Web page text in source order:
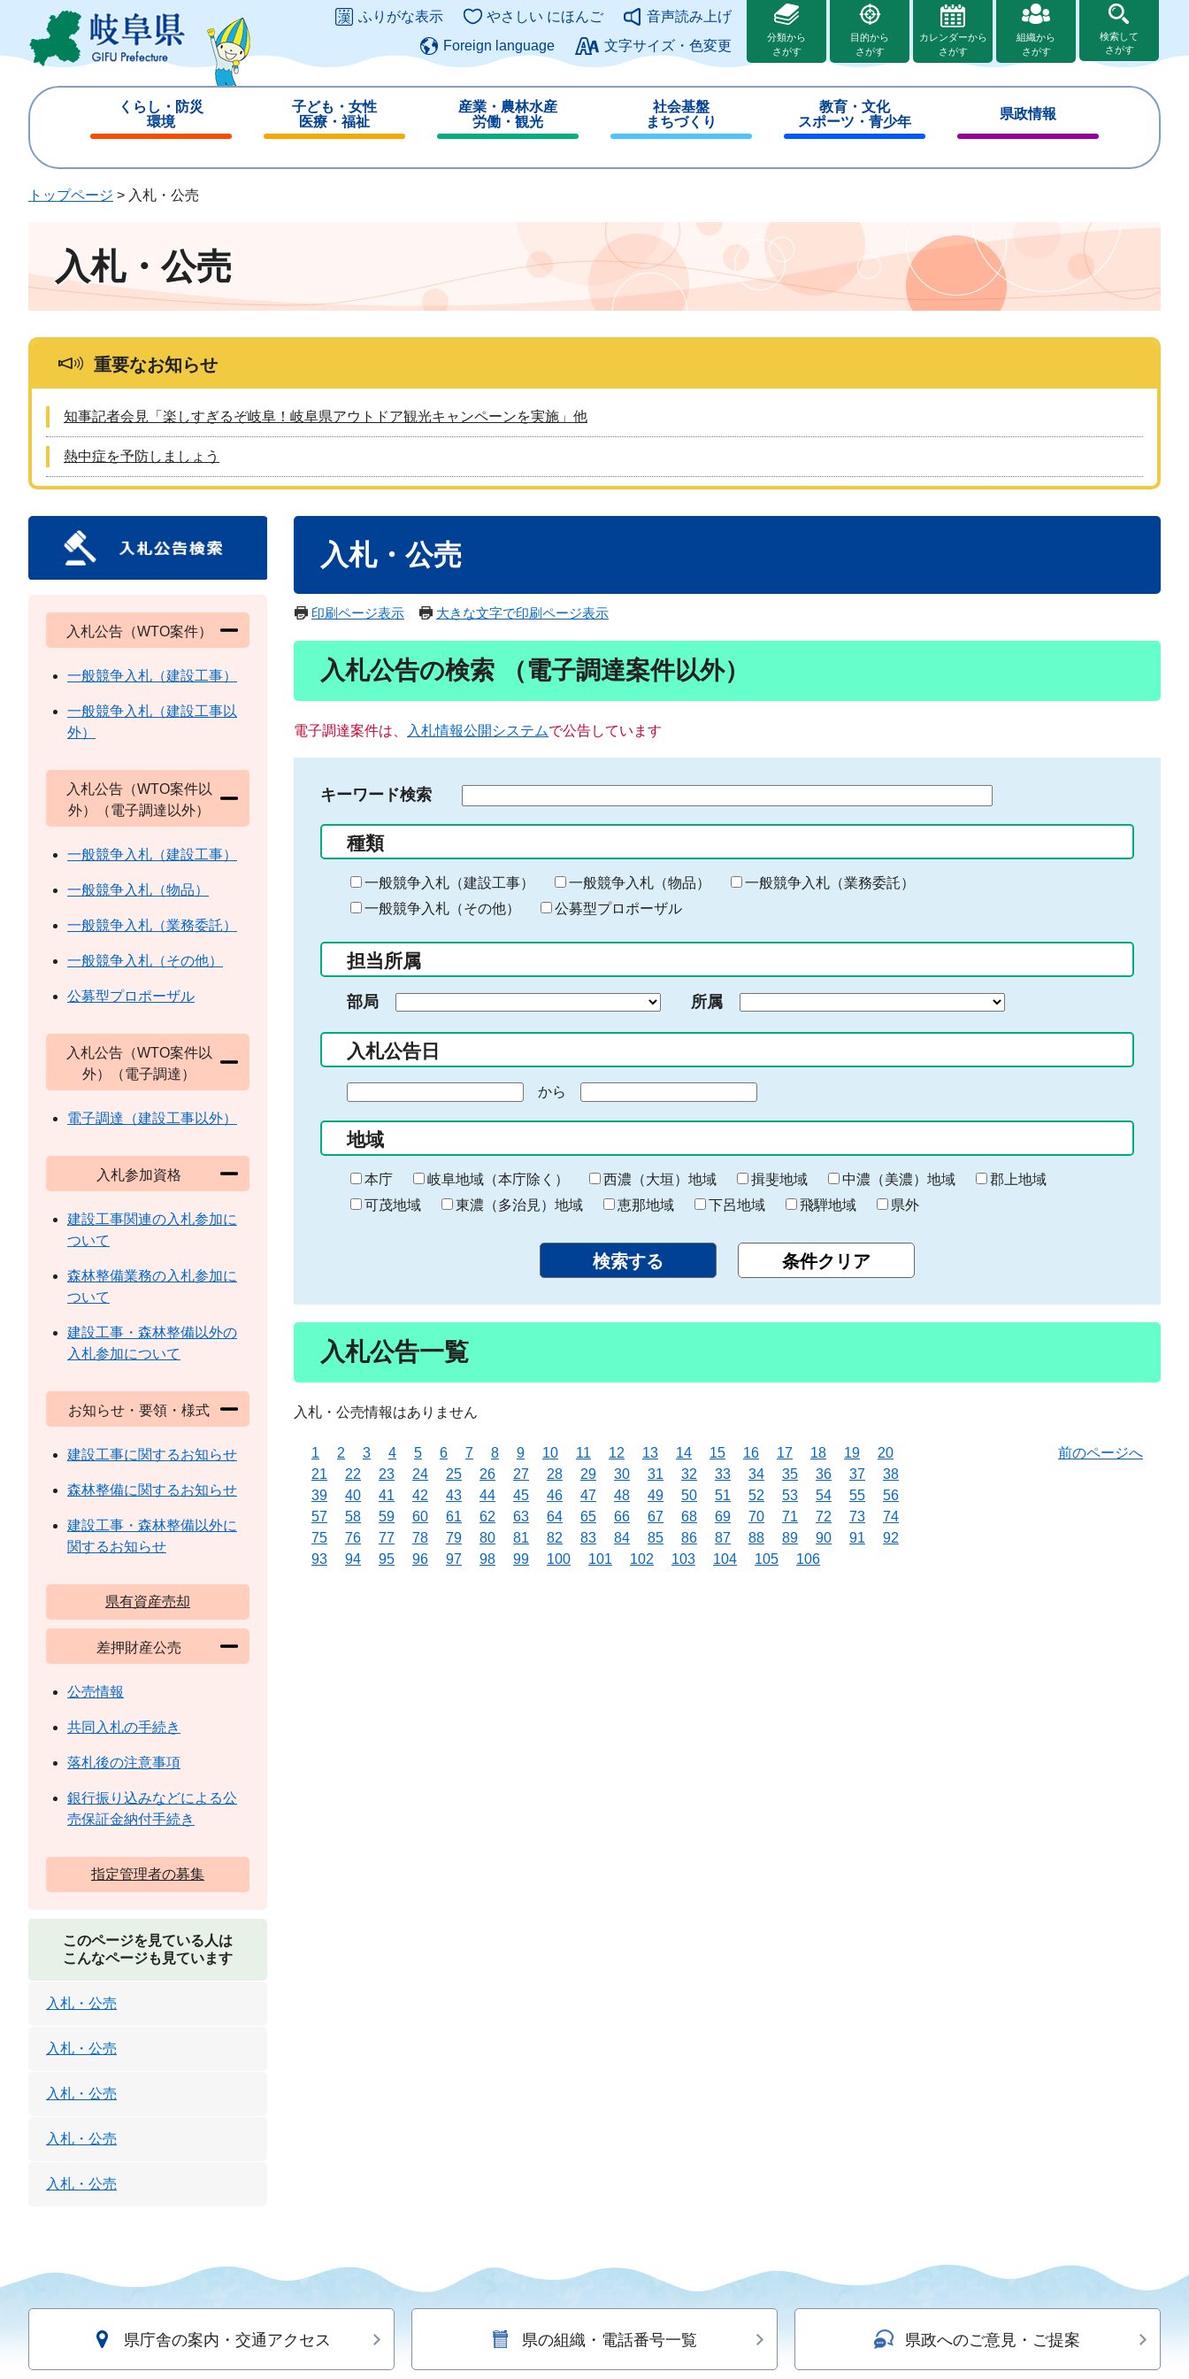
ジ
ュ
このページの本文へ
ふりがな表示 やさしい にほんご
音声読み上げ
Foreign language
文字サイズ・色変更
分類から
さがす
目的から
さがす
カレンダーから
さがす
組織から
さがす
検索して
さがす
くらし・防災
環境
じ
子ども・女性
医療・福祉
じ
産業・農林水産
労働・観光
じ
社会基盤
まちづくり
じ
教育・文化
スポーツ・青少年
じ
県政情報
じ
トップページ > 入札・公売
入札・公売
重要なお知らせ
知事記者会見「楽しすぎるぞ岐阜！岐阜県アウトドア観光キャンペーンを実施」他
熱中症を予防しましょう
入札・公売
印刷ページ表示 大きな文字で印刷ページ表示
入札公告の検索 （電子調達案件以外）
電子調達案件は、 入札情報公開システムで公告しています
キーワード検索
る
キ
ー
ー
入
力
種類
一般競争入札（建設工事） 一般競争入札（物品）
一般競争入札（業務委託）
一般競争入札（その他）
公募型プロポーザル
担当所属
部局 所属
入札公告日
の
始
ま
り
から
終
わ
り
地域
本庁 岐阜地域（本庁除く） 西濃（大垣）地域 揖斐地域 中濃（美濃）地域
郡上地域
可茂地域
東濃（多治見）地域 恵那地域 下呂地域 飛騨地域 県外
入札公告一覧
入札・公売情報はありません
1 2 3 4 5 6 7 8 9 10 11 12 13 14 15 16 17 18 19
20
21
22 23 24 25 26 27 28 29 30 31 32 33 34 35 36 37
38
39
40 41 42 43 44 45 46 47 48 49 50 51 52 53 54 55
56
57
58 59 60 61 62 63 64 65 66 67 68 69 70 71 72 73
74
75
76 77 78 79 80 81 82 83 84 85 86 87 88 89 90 91
92
93
94 95 96 97 98 99 100 101 102 103 104 105 106
前のページへ
入札公告（WTO案件）
一般競争入札（建設工事）
一般競争入札（建設工事以
外）
入札公告（WTO案件以
外）（電子調達以外）
一般競争入札（建設工事）
一般競争入札（物品）
一般競争入札（業務委託）
一般競争入札（その他）
公募型プロポーザル
入札公告（WTO案件以
外）（電子調達）
電子調達（建設工事以外）
入札参加資格
建設工事関連の入札参加に
ついて
森林整備業務の入札参加に
ついて
建設工事・森林整備以外の
入札参加について
お知らせ・要領・様式
建設工事に関するお知らせ
森林整備に関するお知らせ
建設工事・森林整備以外に
関するお知らせ
県有資産売却
差押財産公売
公売情報
共同入札の手続き
落札後の注意事項
銀行振り込みなどによる公
売保証金納付手続き
指定管理者の募集
このページを見ている人は
こんなページも見ています
入札・公売
入札・公売
入札・公売
入札・公売
入札・公売
県庁舎の案内・交通アクセス 県の組織・電話番号一覧 県政へのご意見・ご提案